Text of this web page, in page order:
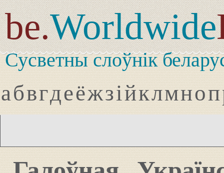
be.Worldwide
Сусветны слоўнік
абвгдеёжзійклмноп